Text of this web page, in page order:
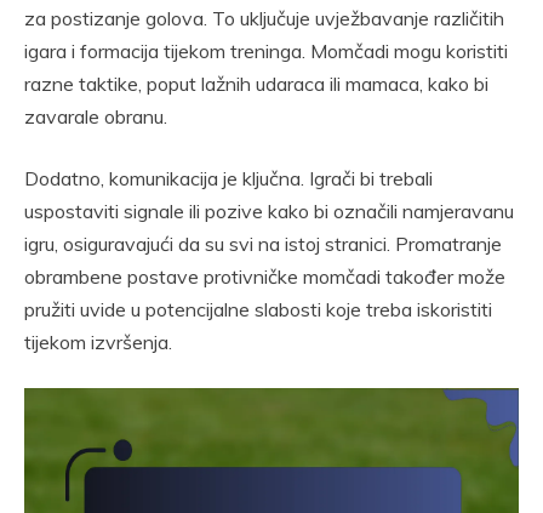
za postizanje golova. To uključuje uvježbavanje različitih
igara i formacija tijekom treninga. Momčadi mogu koristiti
razne taktike, poput lažnih udaraca ili mamaca, kako bi
zavarale obranu.
Dodatno, komunikacija je ključna. Igrači bi trebali
uspostaviti signale ili pozive kako bi označili namjeravanu
igru, osiguravajući da su svi na istoj stranici. Promatranje
obrambene postave protivničke momčadi također može
pružiti uvide u potencijalne slabosti koje treba iskoristiti
tijekom izvršenja.